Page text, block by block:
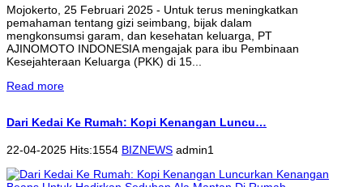
Mojokerto, 25 Februari 2025 - Untuk terus meningkatkan
pemahaman tentang gizi seimbang, bijak dalam
mengkonsumsi garam, dan kesehatan keluarga, PT
AJINOMOTO INDONESIA mengajak para ibu Pembinaan
Kesejahteraan Keluarga (PKK) di 15...
Read more
Dari Kedai Ke Rumah: Kopi Kenangan Luncu…
22-04-2025 Hits:1554 BIZNEWS admin1